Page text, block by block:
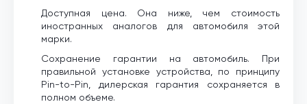
Доступная цена. Она ниже, чем стоимость
иностранных аналогов для автомобиля этой
марки.
Сохранение гарантии на автомобиль. При
правильной установке устройства, по принципу
Pin-to-Pin, дилерская гарантия сохраняется в
полном объеме.